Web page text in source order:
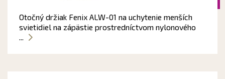
Otočný držiak Fenix ALW-01 na uchytenie menších
svietidiel na zápästie prostredníctvom nylonového
...